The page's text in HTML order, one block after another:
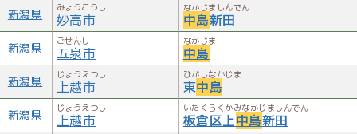
新潟県 みょうこうし
妙高市
なかじましんでん
中島新田
新潟県 ごせんし
五泉市
なかじま
中島
新潟県 じょうえつし
上越市
ひがしなかじま
東中島
新潟県 じょうえつし
上越市
いたくらくかみなかじましんでん
板倉区上中島新田